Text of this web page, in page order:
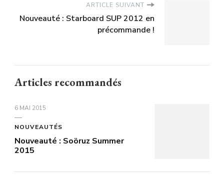
ARTICLE SUIVANT
Nouveauté : Starboard SUP 2012 en
précommande !
Articles recommandés
6 MAI 2015
NOUVEAUTÉS
Nouveauté : Soöruz Summer
2015